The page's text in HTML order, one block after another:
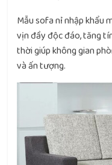
Mẫu sofa nỉ nhập khẩu
vịn đầy độc đáo, tăng
thời giúp không gian
và ấn tượng.